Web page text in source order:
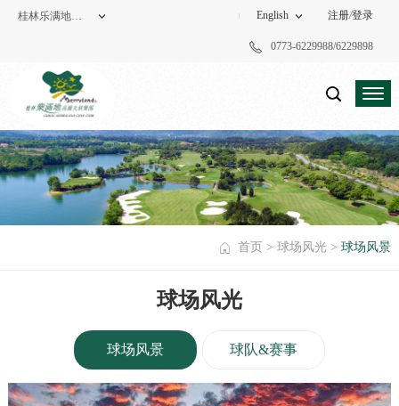
桂林乐满地高尔夫俱乐部 注册/登录
English
0773-6229988/6229898
首页 >球场风光 >球场风景
球场风光
球场风景 球队&赛事